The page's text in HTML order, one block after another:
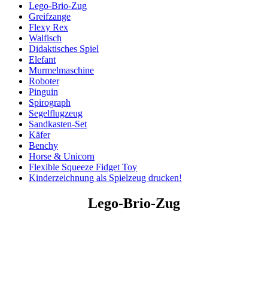
Lego-Brio-Zug
Greifzange
Flexy Rex
Walfisch
Didaktisches Spiel
Elefant
Murmelmaschine
Roboter
Pinguin
Spirograph
Segelflugzeug
Sandkasten-Set
Käfer
Benchy
Horse & Unicorn
Flexible Squeeze Fidget Toy
Kinderzeichnung als Spielzeug drucken!
Lego-Brio-Zug